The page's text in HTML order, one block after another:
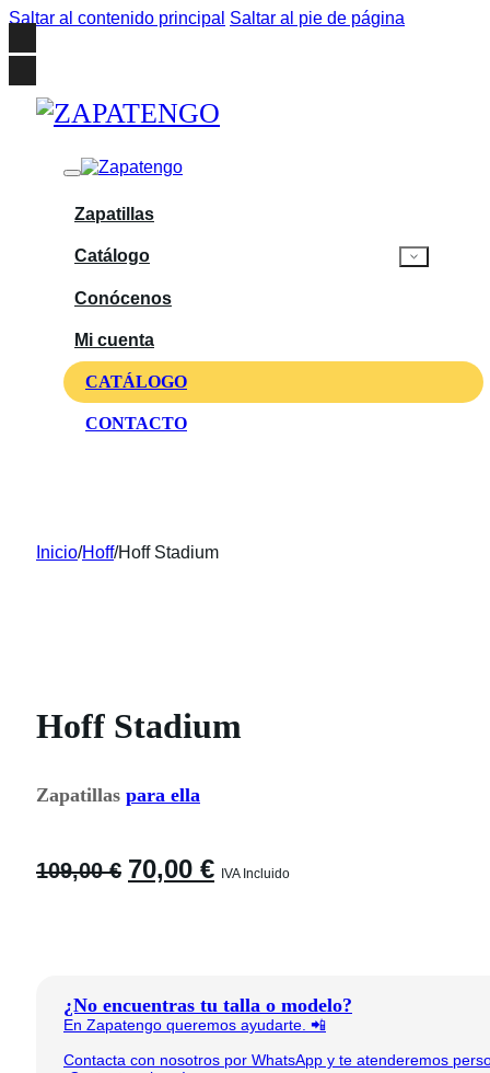
Saltar al contenido principal Saltar al pie de página
Zapatillas
Catálogo
Conócenos
Mi cuenta
CATÁLOGO
CONTACTO
Inicio/Hoff/Hoff Stadium
Hoff Stadium
Zapatillas para ella
109,00€ El
precio
70,00 €El
precio
IVA Incluido
¿No encuentras tu talla o modelo?
En Zapatengo queremos ayudarte. 📲
Contacta con nosotros por WhatsApp y te atenderemos